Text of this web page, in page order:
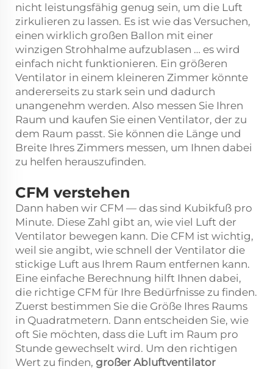
nicht leistungsfähig genug sein, um die Luft
zirkulieren zu lassen. Es ist wie das Versuchen,
einen wirklich großen Ballon mit einer
winzigen Strohhalme aufzublasen … es wird
einfach nicht funktionieren. Ein größeren
Ventilator in einem kleineren Zimmer könnte
andererseits zu stark sein und dadurch
unangenehm werden. Also messen Sie Ihren
Raum und kaufen Sie einen Ventilator, der zu
dem Raum passt. Sie können die Länge und
Breite Ihres Zimmers messen, um Ihnen dabei
zu helfen herauszufinden.
CFM verstehen
Dann haben wir CFM — das sind Kubikfuß pro
Minute. Diese Zahl gibt an, wie viel Luft der
Ventilator bewegen kann. Die CFM ist wichtig,
weil sie angibt, wie schnell der Ventilator die
stickige Luft aus Ihrem Raum entfernen kann.
Eine einfache Berechnung hilft Ihnen dabei,
die richtige CFM für Ihre Bedürfnisse zu finden.
Zuerst bestimmen Sie die Größe Ihres Raums
in Quadratmetern. Dann entscheiden Sie, wie
oft Sie möchten, dass die Luft im Raum pro
Stunde gewechselt wird. Um den richtigen
Wert zu finden, großer Abluftventilator